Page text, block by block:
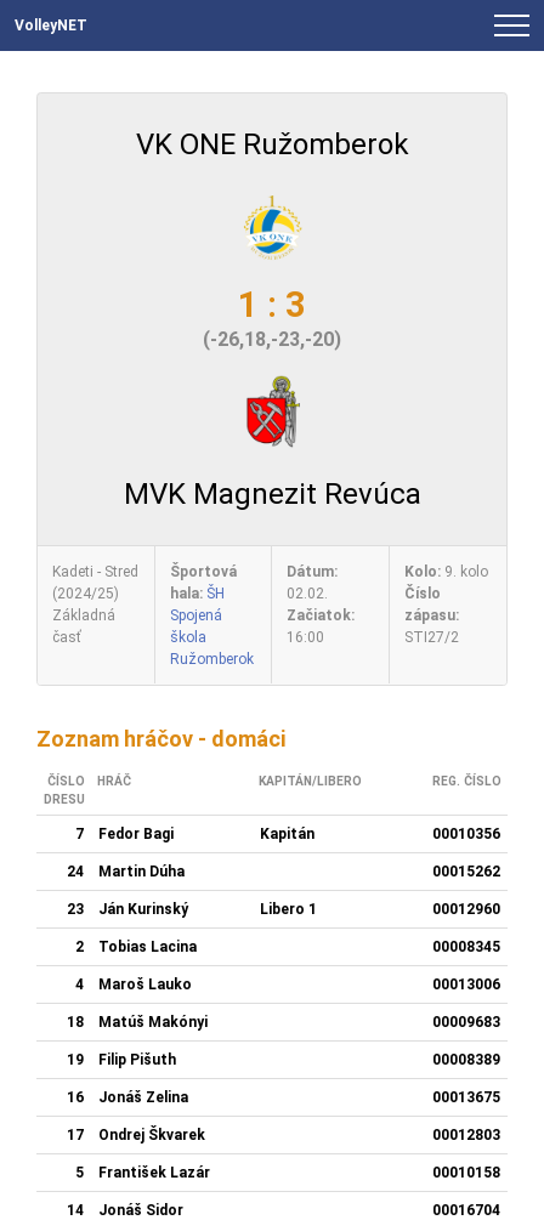
VolleyNET
VK ONE Ružomberok
1 : 3
(-26,18,-23,-20)
MVK Magnezit Revúca
Kadeti - Stred
(2024/25)
Základná
časť
Športová
hala: ŠH
Spojená
škola
Ružomberok
Dátum:
02.02.
Začiatok:
16:00
Kolo:9. kolo
Číslo
zápasu:
STI27/2
Zoznam hráčov - domáci
ČÍSLO
DRESU
HRÁČ KAPITÁN/LIBERO REG. ČÍSLO
7 Fedor Bagi Kapitán 00010356
24 Martin Dúha 00015262
23 Ján Kurinský Libero 1 00012960
2 Tobias Lacina 00008345
4 Maroš Lauko 00013006
18 Matúš Makónyi 00009683
19 Filip Pišuth 00008389
16 Jonáš Zelina 00013675
17 Ondrej Škvarek 00012803
5 František Lazár 00010158
14 Jonáš Sidor 00016704